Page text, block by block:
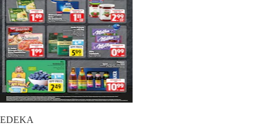
EDEKA